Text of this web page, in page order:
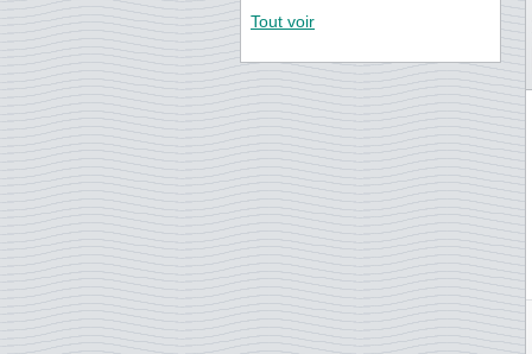
Estonie
Animaux sauvages
Année lunaire
Antarctique
Tout voir